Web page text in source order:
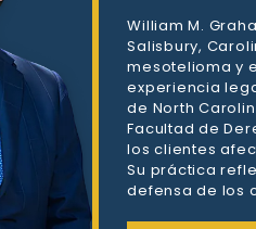
William M.
Salisbury,
mesotelioma y
experiencia
de North
Facultad de
los clientes
Su práctica
defensa de los